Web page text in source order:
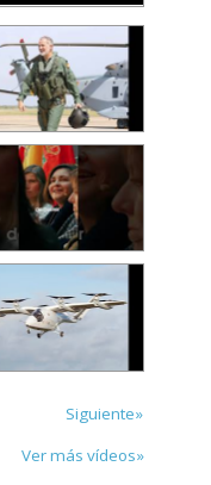
Siguiente»
Ver más vídeos»